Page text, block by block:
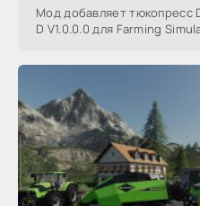
Мод добавляет тюкопресс
D V1.0.0.0 для Farming